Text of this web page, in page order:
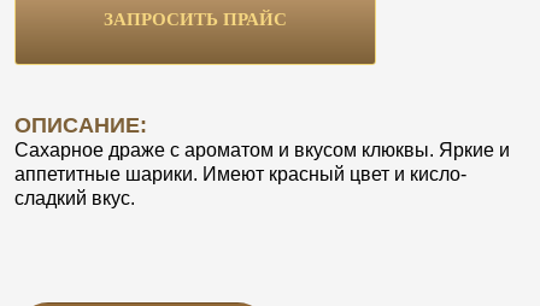
ЗАПРОСИТЬ ПРАЙС
ОПИСАНИЕ:
Сахарное драже с ароматом и вкусом клюквы. Яркие и
аппетитные шарики. Имеют красный цвет и кисло-
сладкий вкус.